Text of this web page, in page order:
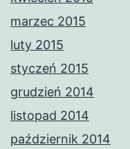
marzec 2015
luty 2015
styczeń 2015
grudzień 2014
listopad 2014
październik 2014